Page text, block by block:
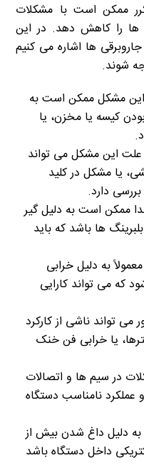
ممکن است با مشکلات
ها را کاهش دهد. در این
ها اشاره می کنیم
شوند.
این مشکل ممکن است به
کیسه یا مخزن، یا
علت این مشکل می تواند
یا مشکل در کلید
دارد.
ممکن است به دلیل گیر
ها باشد که باید
به دلیل خرابی
که می تواند کارایی
می تواند ناشی از کارکرد
یا خرابی فن خنک
در سیم ها و اتصالات
نامناسب دستگاه
به دلیل داغ شدن بیش از
داخل دستگاه باشد